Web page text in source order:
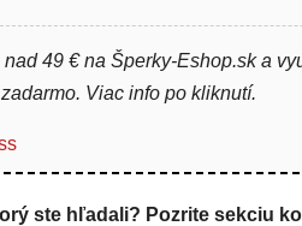
49 € na Šperky-Eshop.sk a
Viac info po kliknutí.
ste hľadali? Pozrite sekciu